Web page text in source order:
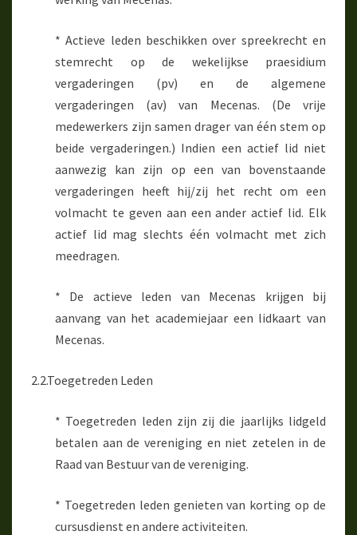
* Actieve leden beschikken over spreekrecht en
stemrecht op de wekelijkse praesidium
vergaderingen (pv) en de algemene
vergaderingen (av) van Mecenas. (De vrije
medewerkers zijn samen drager van één stem op
beide vergaderingen.) Indien een actief lid niet
aanwezig kan zijn op een van bovenstaande
vergaderingen heeft hij/zij het recht om een
volmacht te geven aan een ander actief lid. Elk
actief lid mag slechts één volmacht met zich
meedragen.
* De actieve leden van Mecenas krijgen bij
aanvang van het academiejaar een lidkaart van
Mecenas.
2.2.Toegetreden Leden
* Toegetreden leden zijn zij die jaarlijks lidgeld
betalen aan de vereniging en niet zetelen in de
Raad van Bestuur van de vereniging.
* Toegetreden leden genieten van korting op de
cursusdienst en andere activiteiten.